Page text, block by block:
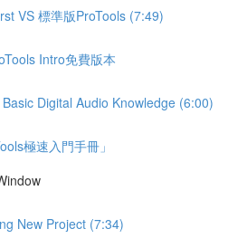
VS 標準版ProTools (7:49)
Intro免費版本
Digital Audio Knowledge (6:00)
極速入門手冊」
New Project (7:34)